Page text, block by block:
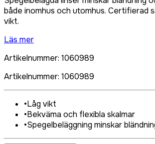
både inomhus och utomhus. Certifierad
vikt.
Läs mer
Artikelnummer: 1060989
Artikelnummer: 1060989
•Låg vikt
•Bekväma och flexibla skalmar
•Spegelbeläggning minskar